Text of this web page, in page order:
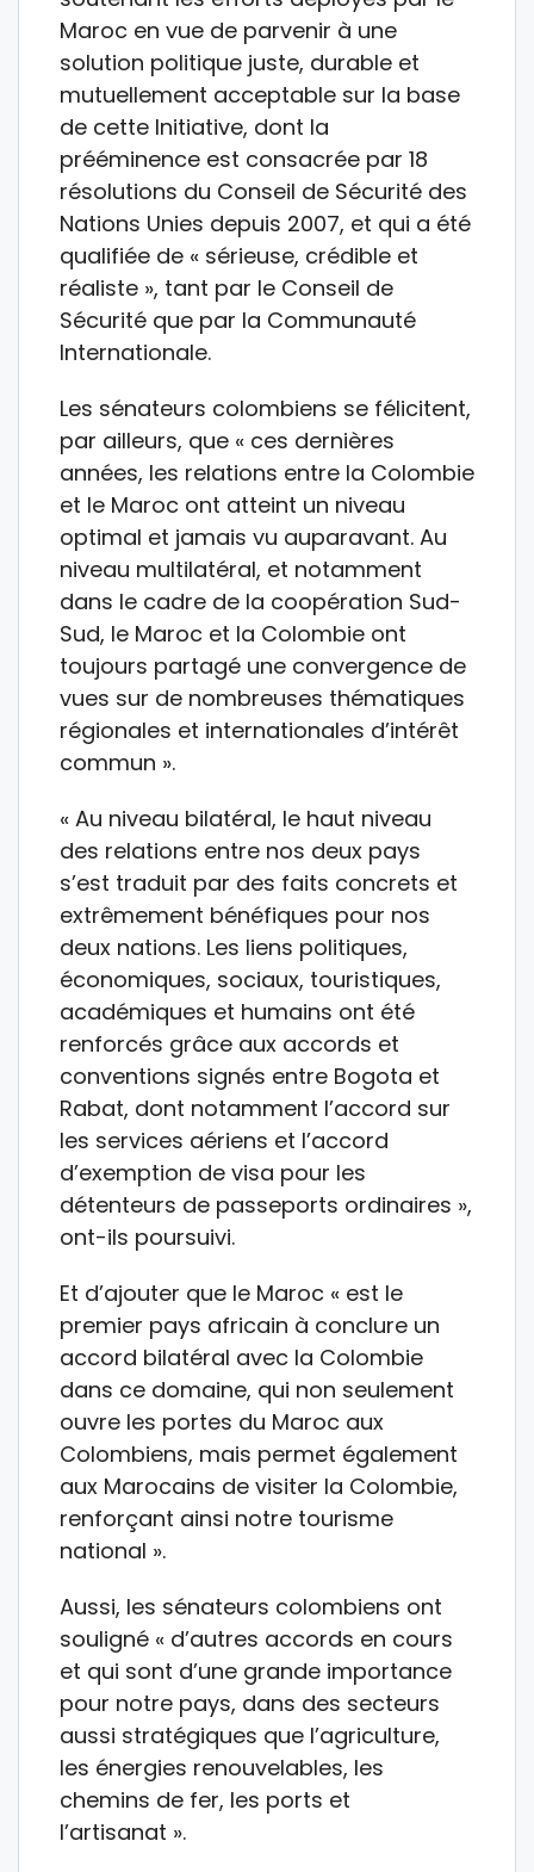
Maroc en vue de parvenir à une
solution politique juste, durable et
mutuellement acceptable sur la base
de cette Initiative, dont la
prééminence est consacrée par 18
résolutions du Conseil de Sécurité des
Nations Unies depuis 2007, et qui a été
qualifiée de « sérieuse, crédible et
réaliste », tant par le Conseil de
Sécurité que par la Communauté
Internationale.
Les sénateurs colombiens se félicitent,
par ailleurs, que « ces dernières
années, les relations entre la Colombie
et le Maroc ont atteint un niveau
optimal et jamais vu auparavant. Au
niveau multilatéral, et notamment
dans le cadre de la coopération Sud-
Sud, le Maroc et la Colombie ont
toujours partagé une convergence de
vues sur de nombreuses thématiques
régionales et internationales d’intérêt
commun ».
« Au niveau bilatéral, le haut niveau
des relations entre nos deux pays
s’est traduit par des faits concrets et
extrêmement bénéfiques pour nos
deux nations. Les liens politiques,
économiques, sociaux, touristiques,
académiques et humains ont été
renforcés grâce aux accords et
conventions signés entre Bogota et
Rabat, dont notamment l’accord sur
les services aériens et l’accord
d’exemption de visa pour les
détenteurs de passeports ordinaires »,
ont-ils poursuivi.
Et d’ajouter que le Maroc « est le
premier pays africain à conclure un
accord bilatéral avec la Colombie
dans ce domaine, qui non seulement
ouvre les portes du Maroc aux
Colombiens, mais permet également
aux Marocains de visiter la Colombie,
renforçant ainsi notre tourisme
national ».
Aussi, les sénateurs colombiens ont
souligné « d’autres accords en cours
et qui sont d’une grande importance
pour notre pays, dans des secteurs
aussi stratégiques que l’agriculture,
les énergies renouvelables, les
chemins de fer, les ports et
l’artisanat ».